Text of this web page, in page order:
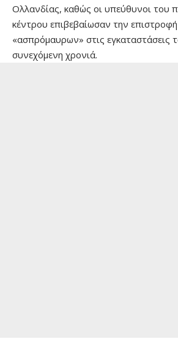
Ολλανδίας, καθώς οι υπεύθυνοι του
κέντρου επιβεβαίωσαν την
«ασπρόμαυρων» στις εγκαταστάσεις
συνεχόμενη χρονιά.